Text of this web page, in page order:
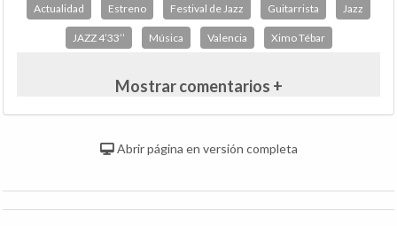
Actualidad Estreno Festival de Jazz Guitarrista Jazz
JAZZ 4’33’’ Música Valencia Ximo Tébar
Mostrar comentarios +
Abrir página en versión completa